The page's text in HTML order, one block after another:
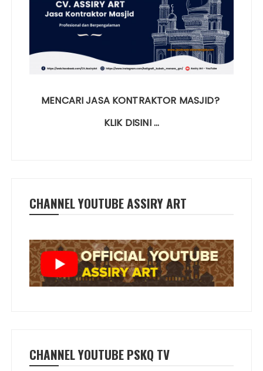
MENCARI JASA KONTRAKTOR MASJID?
KLIK DISINI …
CHANNEL YOUTUBE ASSIRY ART
CHANNEL YOUTUBE PSKQ TV